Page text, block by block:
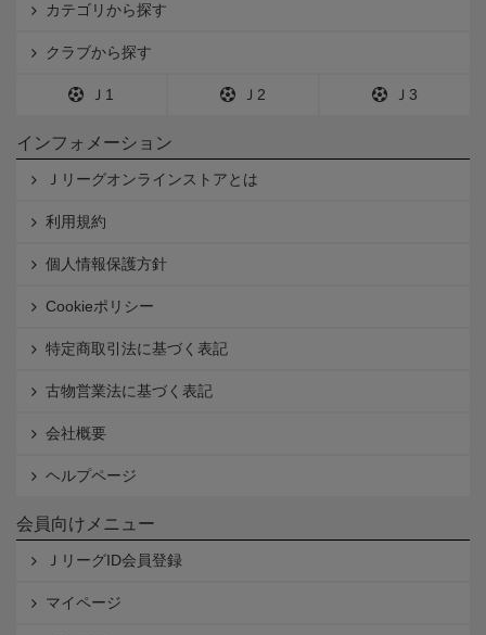
カテゴリから探す
クラブから探す
Ｊ1 Ｊ2 Ｊ3
インフォメーション
Ｊリーグオンラインストアとは
利用規約
個人情報保護方針
Cookieポリシー
特定商取引法に基づく表記
古物営業法に基づく表記
会社概要
ヘルプページ
会員向けメニュー
ＪリーグID会員登録
マイページ